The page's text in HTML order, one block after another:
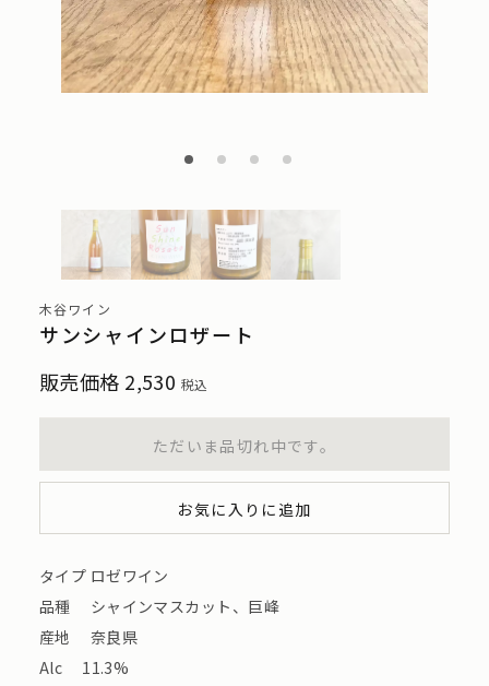
木谷ワイン
サンシャインロザート
販売価格 2,530 税込
ただいま品切れ中です。
お気に入りに追加
タイプ ロゼワイン
品種 シャインマスカット、巨峰
産地 奈良県
Alc 11.3%